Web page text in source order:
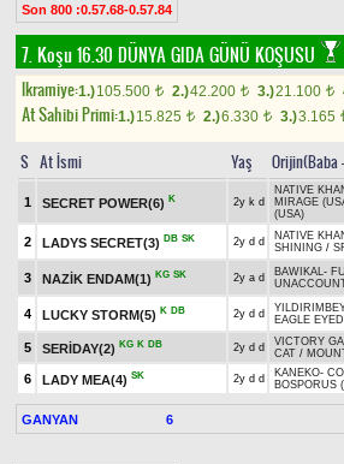
Son 800 :0.57.68-0.57.84
7. Koşu 16.30 DÜNYA GIDA GÜNÜ KOŞUSU
Ikramiye:1.)105.500 t 2.)42.200 t 3.)21.100 t
At Sahibi Primi:1.)15.825 t 2.)6.330 t 3.)3.165
S At İsmi Yaş Orijin(Baba
1 SECRET POWER(6) K 2y k d
NATIVE
MIRAGE
(USA)
2 LADYS SECRET(3) DB SK 2y d d NATIVE
SHINING /
3 NAZİK ENDAM(1) KG SK 2y a d BAWIKAL-
4 LUCKY STORM(5) K DB 2y d d YILDIRIMBEY
EAGLE
5 SERİDAY(2) KG K DB 2y d d VICTORY
CAT /
6 LADY MEA(4) SK 2y d d KANEKO-
BOSPORUS
GANYAN 6